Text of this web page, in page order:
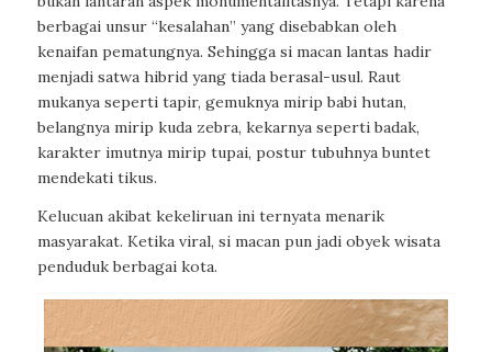
berbagai unsur “kesalahan” yang disebabkan oleh
kenaifan pematungnya. Sehingga si macan lantas hadir
menjadi satwa hibrid yang tiada berasal-usul. Raut
mukanya seperti tapir, gemuknya mirip babi hutan,
belangnya mirip kuda zebra, kekarnya seperti badak,
karakter imutnya mirip tupai, postur tubuhnya buntet
mendekati tikus.
Kelucuan akibat kekeliruan ini ternyata menarik
masyarakat. Ketika viral, si macan pun jadi obyek wisata
penduduk berbagai kota.